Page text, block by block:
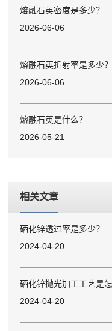
熔融石英密度是多少？
2026-06-06
熔融石英折射率是多少？
2026-06-06
熔融石英是什么？
2026-05-21
相关文章
硒化锌透过率是多少？
2024-04-20
硒化锌抛光加工工艺是怎
2024-04-20